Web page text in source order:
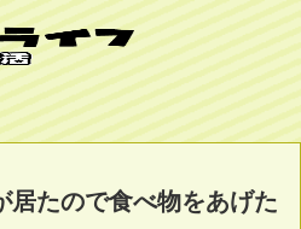
居たので食べ物をあげた